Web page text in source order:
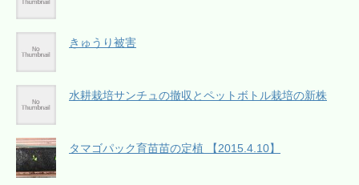
きゅうり被害
水耕栽培サンチュの撤収とペットボトル栽培の新株
タマゴパック育苗苗の定植 【2015.4.10】